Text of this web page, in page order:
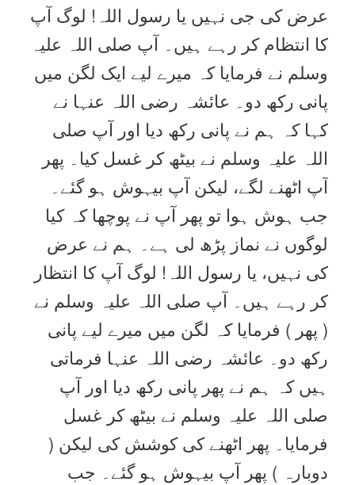
عرض کی جی نہیں یا رسول اللہ! لوگ آپ
کا انتظام کر رہے ہیں۔ آپ صلی اللہ علیہ
وسلم نے فرمایا کہ میرے لیے ایک لگن میں
پانی رکھ دو۔ عائشہ رضی اللہ عنہا نے
کہا کہ ہم نے پانی رکھ دیا اور آپ صلی
اللہ علیہ وسلم نے بیٹھ کر غسل کیا۔ پھر
آپ اٹھنے لگے، لیکن آپ بیہوش ہو گئے۔
جب ہوش ہوا تو پھر آپ نے پوچھا کہ کیا
لوگوں نے نماز پڑھ لی ہے۔ ہم نے عرض
کی نہیں، یا رسول اللہ! لوگ آپ کا انتظار
کر رہے ہیں۔ آپ صلی اللہ علیہ وسلم نے
( پھر ) فرمایا کہ لگن میں میرے لیے پانی
رکھ دو۔ عائشہ رضی اللہ عنہا فرماتی
ہیں کہ ہم نے پھر پانی رکھ دیا اور آپ
صلی اللہ علیہ وسلم نے بیٹھ کر غسل
فرمایا۔ پھر اٹھنے کی کوشش کی لیکن (
دوبارہ ) پھر آپ بیہوش ہو گئے۔ جب